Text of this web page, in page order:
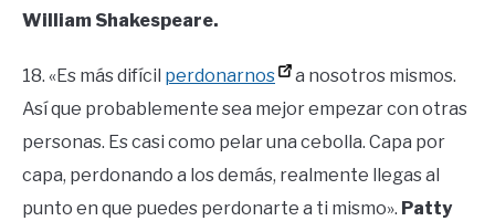
William Shakespeare.
18. «Es más difícil perdonarnos
a nosotros mismos.
Así que probablemente sea mejor empezar con otras
personas. Es casi como pelar una cebolla. Capa por
capa, perdonando a los demás, realmente llegas al
punto en que puedes perdonarte a ti mismo». Patty